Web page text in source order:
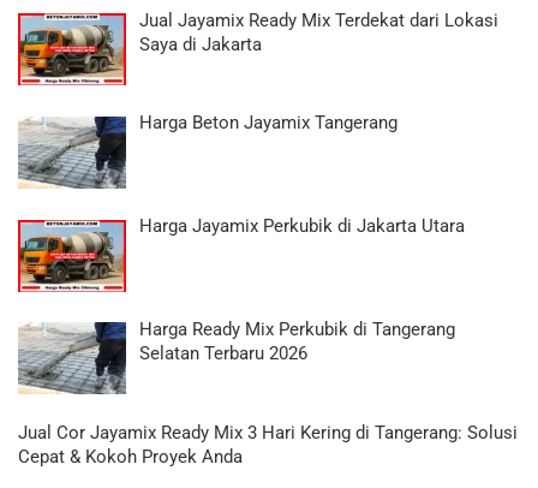
Jual Jayamix Ready Mix Terdekat dari Lokasi
Saya di Jakarta
Harga Beton Jayamix Tangerang
Harga Jayamix Perkubik di Jakarta Utara
Harga Ready Mix Perkubik di Tangerang
Selatan Terbaru 2026
Jual Cor Jayamix Ready Mix 3 Hari Kering di Tangerang: Solusi
Cepat & Kokoh Proyek Anda